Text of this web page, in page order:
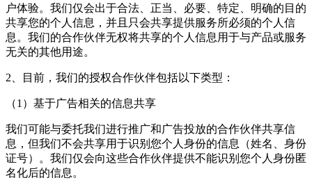
户体验。我们仅会出于合法、正当、必要、特定、明确的目的
共享您的个人信息，并且只会共享提供服务所必须的个人信
息。我们的合作伙伴无权将共享的个人信息用于与产品或服务
无关的其他用途。
2、目前，我们的授权合作伙伴包括以下类型：
（1）基于广告相关的信息共享
我们可能与委托我们进行推广和广告投放的合作伙伴共享信
息，但我们不会共享用于识别您个人身份的信息（姓名、身份
证号）。我们仅会向这些合作伙伴提供不能识别您个人身份匿
名化后的信息。